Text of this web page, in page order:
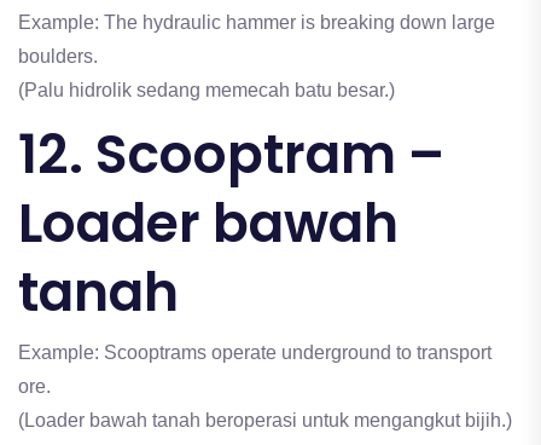
Example: The hydraulic hammer is breaking down large
boulders.
(Palu hidrolik sedang memecah batu besar.)
12. Scooptram –
Loader bawah
tanah
Example: Scooptrams operate underground to transport
ore.
(Loader bawah tanah beroperasi untuk mengangkut bijih.)